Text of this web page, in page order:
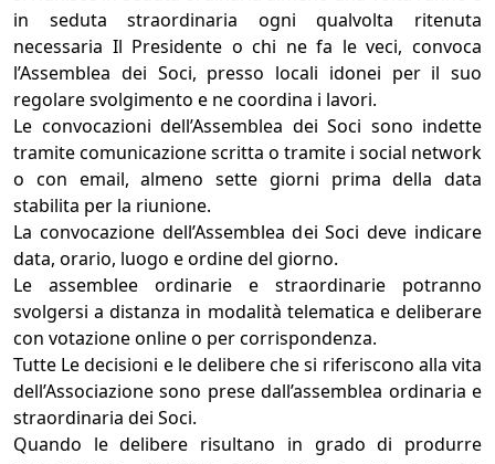
in seduta straordinaria ogni qualvolta ritenuta
necessaria Il Presidente o chi ne fa le veci, convoca
l’Assemblea dei Soci, presso locali idonei per il suo
regolare svolgimento e ne coordina i lavori.
Le convocazioni dell’Assemblea dei Soci sono indette
tramite comunicazione scritta o tramite i social network
o con email, almeno sette giorni prima della data
stabilita per la riunione.
La convocazione dell’Assemblea dei Soci deve indicare
data, orario, luogo e ordine del giorno.
Le assemblee ordinarie e straordinarie potranno
svolgersi a distanza in modalità telematica e deliberare
con votazione online o per corrispondenza.
Tutte Le decisioni e le delibere che si riferiscono alla vita
dell’Associazione sono prese dall’assemblea ordinaria e
straordinaria dei Soci.
Quando le delibere risultano in grado di produrre